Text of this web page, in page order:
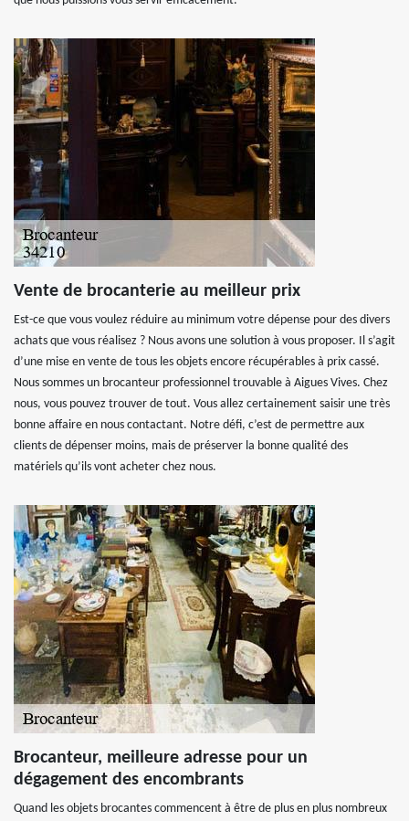
Vente de brocanterie au meilleur prix
Est-ce que vous voulez réduire au minimum votre dépense pour des divers
achats que vous réalisez ? Nous avons une solution à vous proposer. Il s’agit
d’une mise en vente de tous les objets encore récupérables à prix cassé.
Nous sommes un brocanteur professionnel trouvable à Aigues Vives. Chez
nous, vous pouvez trouver de tout. Vous allez certainement saisir une très
bonne affaire en nous contactant. Notre défi, c’est de permettre aux
clients de dépenser moins, mais de préserver la bonne qualité des
matériels qu’ils vont acheter chez nous.
Brocanteur, meilleure adresse pour un
dégagement des encombrants
Quand les objets brocantes commencent à être de plus en plus nombreux